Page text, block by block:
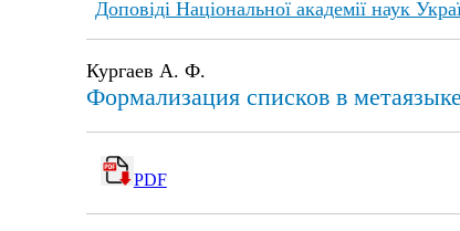
Доповіді Національної академії наук
Кургаев А. Ф.
Формализация списков в
PDF